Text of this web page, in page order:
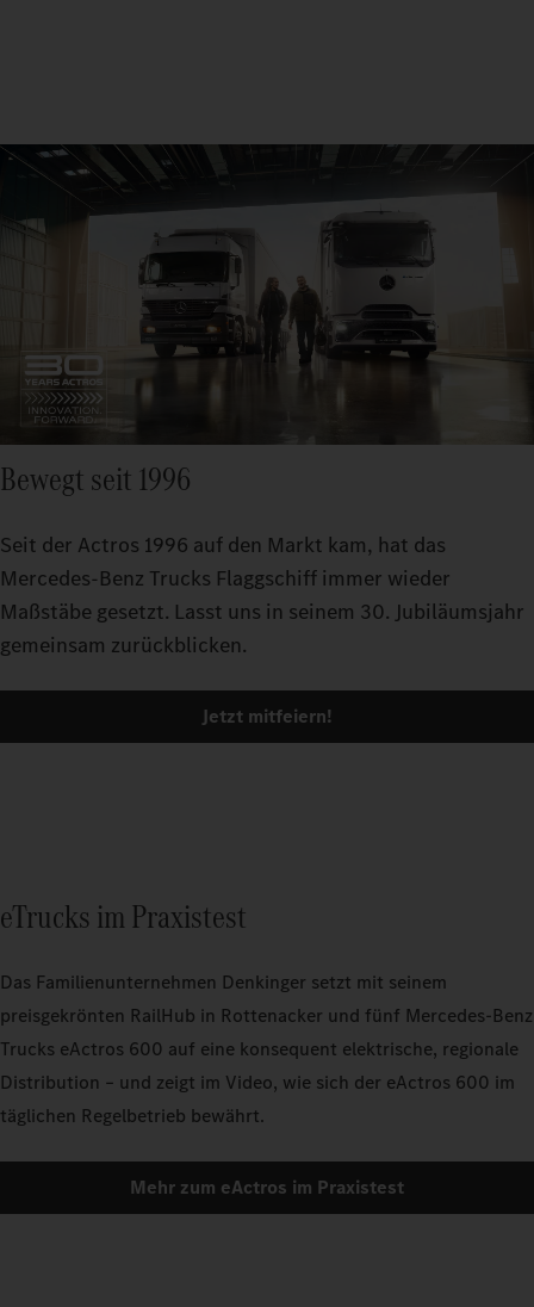
Bewegt seit 1996
Seit der Actros 1996 auf den Markt kam, hat das
Mercedes-Benz Trucks Flaggschiff immer wieder
Maßstäbe gesetzt. Lasst uns in seinem 30. Jubiläumsjahr
gemeinsam zurückblicken.
Jetzt mitfeiern!
eTrucks im Praxistest
Das Familienunternehmen Denkinger setzt mit seinem
preisgekrönten RailHub in Rottenacker und fünf Mercedes-Benz
Trucks eActros 600 auf eine konsequent elektrische, regionale
Distribution – und zeigt im Video, wie sich der eActros 600 im
täglichen Regelbetrieb bewährt.
Mehr zum eActros im Praxistest